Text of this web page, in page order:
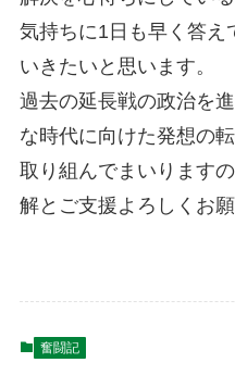
気持ちに1日も早く答え
いきたいと思います。
過去の延長戦の政治を
な時代に向けた発想の
取り組んでまいります
解とご支援よろしくお願
奮闘記